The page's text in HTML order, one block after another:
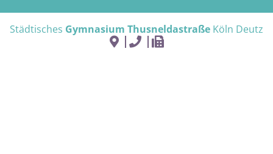
Städtisches Gymnasium Thusneldastraße Köln Deutz